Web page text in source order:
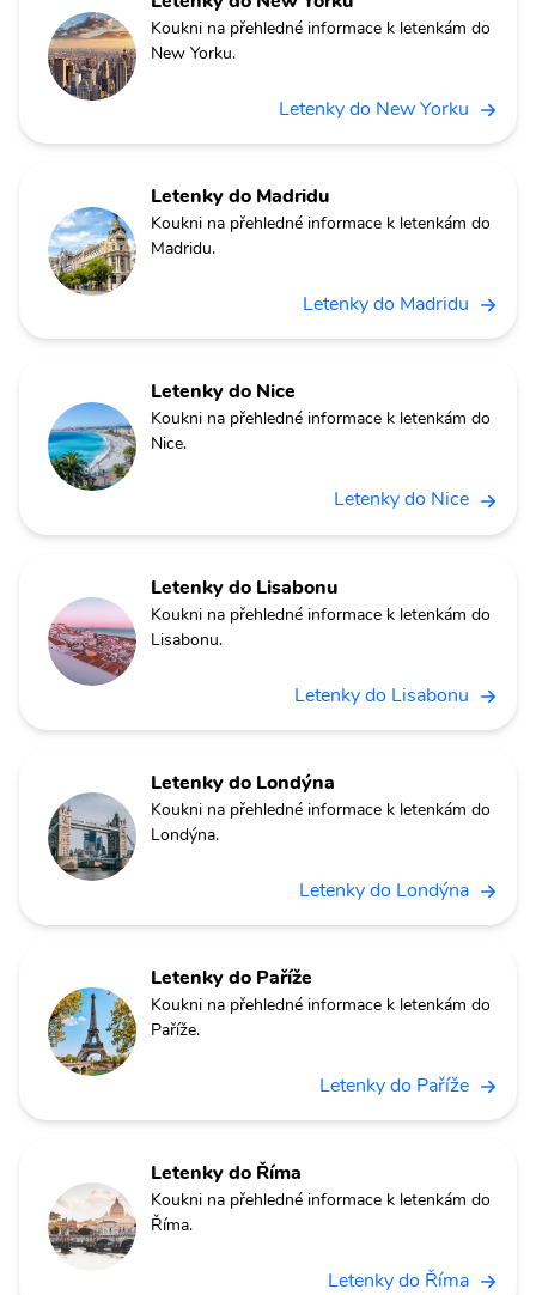
Koukni na přehledné informace k letenkám do
New Yorku.
Letenky do New Yorku
Letenky do Madridu
Koukni na přehledné informace k letenkám do
Madridu.
Letenky do Madridu
Letenky do Nice
Koukni na přehledné informace k letenkám do
Nice.
Letenky do Nice
Letenky do Lisabonu
Koukni na přehledné informace k letenkám do
Lisabonu.
Letenky do Lisabonu
Letenky do Londýna
Koukni na přehledné informace k letenkám do
Londýna.
Letenky do Londýna
Letenky do Paříže
Koukni na přehledné informace k letenkám do
Paříže.
Letenky do Paříže
Letenky do Říma
Koukni na přehledné informace k letenkám do
Říma.
Letenky do Říma